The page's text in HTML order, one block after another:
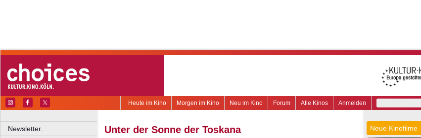
Anmelden
Alle Kinos
Forum
Neu im Kino
Morgen im Kino
Heute im Kino
Newsletter.
Unter der Sonne der Toskana Neue Kinofilme